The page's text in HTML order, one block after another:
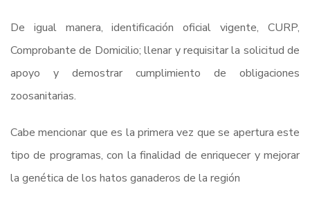
De igual manera, identificación oficial vigente, CURP,
Comprobante de Domicilio; llenar y requisitar la solicitud de
apoyo y demostrar cumplimiento de obligaciones
zoosanitarias.
Cabe mencionar que es la primera vez que se apertura este
tipo de programas, con la finalidad de enriquecer y mejorar
la genética de los hatos ganaderos de la región